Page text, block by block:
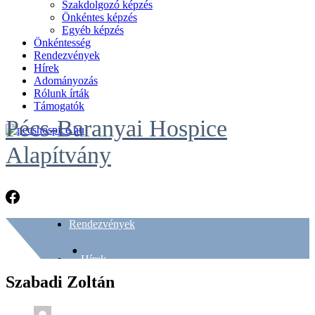
Szakdolgozó képzés
Önkéntes képzés
Egyéb képzés
Önkéntesség
Rendezvények
Hírek
Adományozás
Rólunk írták
Támogatók
Pécs-Baranyai Hospice
Alapítvány
Rendezvények
Hírek
Szabadi Zoltán